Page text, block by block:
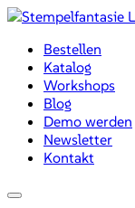
Zum
wechselnBestellen
Katalog
Workshops
Blog
Demo werden
Newsletter
Kontakt
Menü